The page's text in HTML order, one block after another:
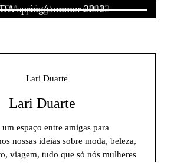
spring/summer 2012
Lari Duarte
espaço entre amigas para
nossas ideias sobre moda, beleza,
viagem, tudo que só nós mulheres